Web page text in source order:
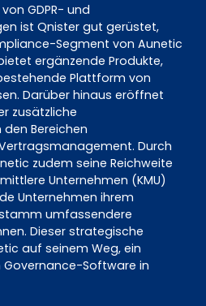
GDPR- und
ist Qnister gut gerüstet,
Segment von Aunetic
ergänzende Produkte,
Plattform von
Darüber hinaus eröffnet
zusätzliche
Bereichen
Durch
zudem seine Reichweite
Unternehmen (KMU)
Unternehmen ihrem
umfassendere
Dieser strategische
auf seinem Weg, ein
Software in